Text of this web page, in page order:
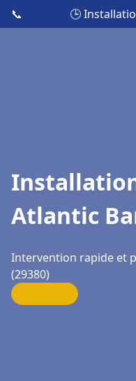
📞 🕒
Atlantic
Intervention rapide et
(29380)